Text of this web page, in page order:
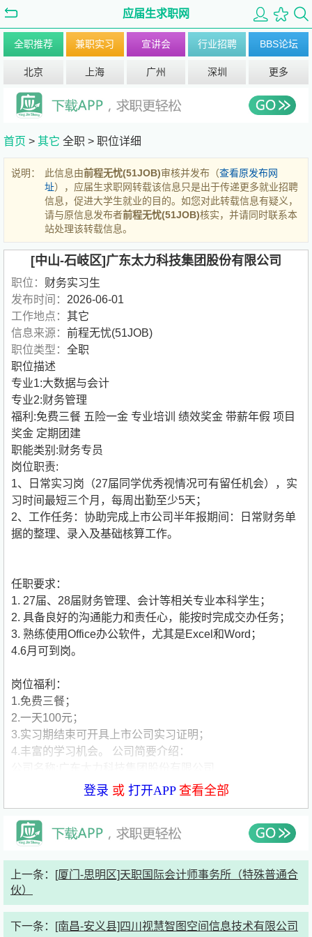
应届生求职网
全职推荐 兼职实习 宣讲会 行业招聘 BBS论坛
北京 上海 广州 深圳 更多
首页 > 其它 全职 > 职位详细
说明： 此信息由前程无忧(51JOB)审核并发布（查看原发布网
址），应届生求职网转载该信息只是出于传递更多就业招聘
信息，促进大学生就业的目的。如您对此转载信息有疑义，
请与原信息发布者前程无忧(51JOB)核实，并请同时联系本
站处理该转载信息。
[中山-石岐区]广东太力科技集团股份有限公司
职位： 财务实习生
发布时间： 2026-06-01
工作地点： 其它
信息来源： 前程无忧(51JOB)
职位类型： 全职
职位描述
专业1:大数据与会计
专业2:财务管理
福利:免费三餐 五险一金 专业培训 绩效奖金 带薪年假 项目
奖金 定期团建
职能类别:财务专员
岗位职责:
1、日常实习岗（27届同学优秀视情况可有留任机会），实
习时间最短三个月，每周出勤至少5天；
2、工作任务：协助完成上市公司半年报期间：日常财务单
据的整理、录入及基础核算工作。
任职要求：
1. 27届、28届财务管理、会计等相关专业本科学生；
2. 具备良好的沟通能力和责任心，能按时完成交办任务；
3. 熟练使用Office办公软件，尤其是Excel和Word；
4.6月可到岗。
岗位福利：
1.免费三餐；
2.一天100元；
3.实习期结束可开具上市公司实习证明；
4.丰富的学习机会。 公司简要介绍：
公司类型:民营公司
公司介绍:广东太力科技集团股份有限公司（以下简称 “太力
科技”，股票代码：301595）成立于2003年，总部位于中国
球化运营于一体的创新型企业。
太力科技以新材料技术为核心竞争力，面向世界科技前沿，
无痕、柔性防护、功能面料等八大复合材料技术平台，构建
登录 或 打开APP查看全部
上一条：
[厦门-思明区]天职国际会计师事务所（特殊普通合
伙）
下一条： [南昌-安义县]四川视慧智图空间信息技术有限公司